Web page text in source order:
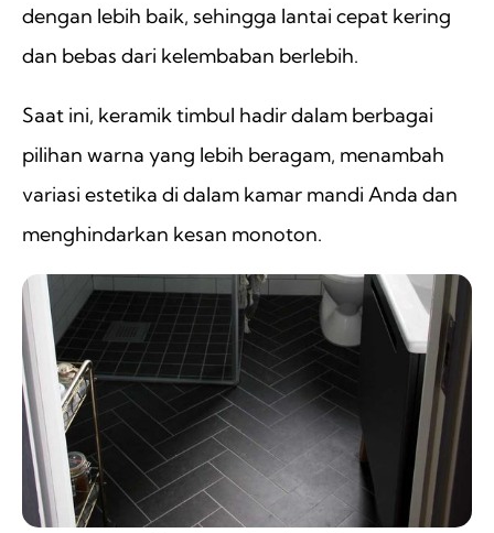
dengan lebih baik, sehingga lantai cepat kering
dan bebas dari kelembaban berlebih.
Saat ini, keramik timbul hadir dalam berbagai
pilihan warna yang lebih beragam, menambah
variasi estetika di dalam kamar mandi Anda dan
menghindarkan kesan monoton.